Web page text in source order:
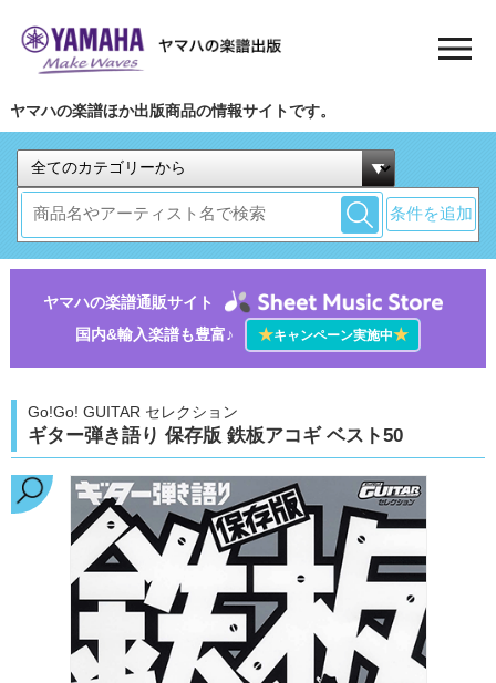
ヤマハの楽譜ほか出版商品の情報サイトです。
条件を追加
ヤマハの楽譜通販サイト
国内&輸入楽譜も豊富♪
★キャンペーン実施中★
Go!Go! GUITAR セレクション
ギター弾き語り 保存版 鉄板アコギ ベスト50